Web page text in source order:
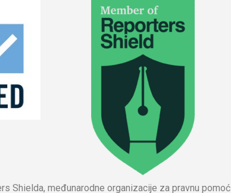
Shielda, međunarodne organizacije za pravnu pomoć